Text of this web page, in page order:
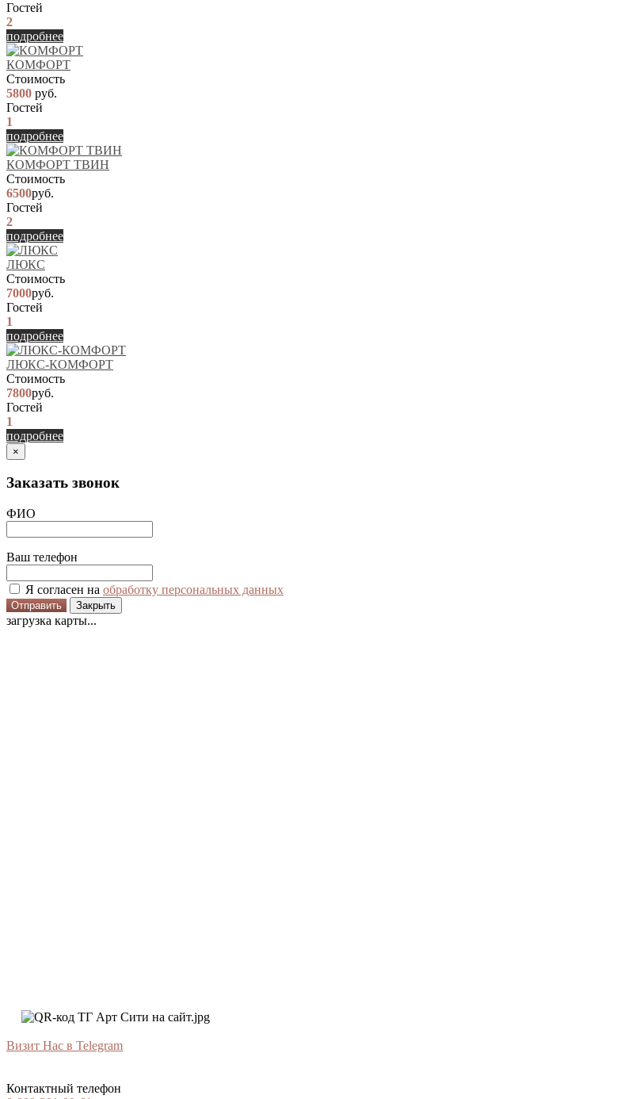
Гостей
2
подробнее
КОМФОРТ
Стоимость
5800 руб.
Гостей
1
подробнее
КОМФОРТ ТВИН
Стоимость
6500руб.
Гостей
2
подробнее
ЛЮКС
Стоимость
7000руб.
Гостей
1
подробнее
ЛЮКС-КОМФОРТ
Стоимость
7800руб.
Гостей
1
подробнее
×
Заказать звонок
ФИО
Ваш телефон
Я согласен на обработку персональных данных
Отправить Закрыть
загрузка карты...
Визит Нас в Telegram
Контактный телефон